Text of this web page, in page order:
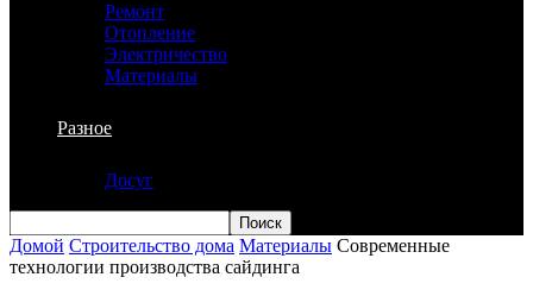
Ремонт
Отопление
Электричество
Материалы
Разное
Досуг
Домой Строительство дома Материалы Современные
технологии производства сайдинга